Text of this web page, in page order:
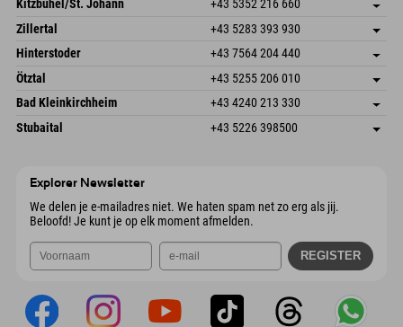
6793 Gaschurn/Montafon
Oostenrijk
Booking
Kitzbühel/St. Johann +43 5352 216 660
Speckbacherstraße 87
6380 St. Johann in Tirol
Oostenrijk
Adres opslaan
Aankomstinformatie
Booking
Zillertal +43 5283 393 930
Schmiedau 2
Oostenrijk
Adres opslaan
Booking
Hinterstoder +43 7564 204 440
Freizeitpark 10
4573 Hinterstoder
Oostenrijk
Adres opslaan
Aankomstinformatie
Booking
Ötztal +43 5255 206 010
Gscheat 14
Oostenrijk
Adres opslaan
Booking
Bad Kleinkirchheim +43 4240 213 330
Dorfstraße 24
9546 Bad Kleinkirchheim
Adres opslaan
Aankomstinformatie
Stubaital +43 5226 398500
Explorer Newsletter
We delen je e-mailadres niet. We haten spam net zo erg als jij.
Beloofd! Je kunt je op elk moment afmelden.